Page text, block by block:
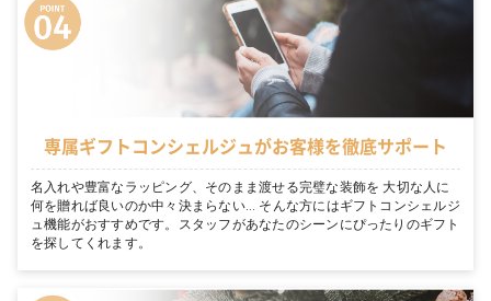
専属ギフトコンシェルジュがお客様を徹底サポート
名入れや豊富なラッピング、そのまま渡せる完璧な装飾を 大切な人に
何を贈れば良いのか中々決まらない… そんな方にはギフトコンシェルジ
ュ機能がおすすめです。スタッフがあなたのシーンにぴったりのギフト
を探してくれます。